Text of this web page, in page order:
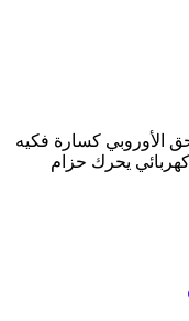
الأوروبي كسارة فكيه
يحرك حزام